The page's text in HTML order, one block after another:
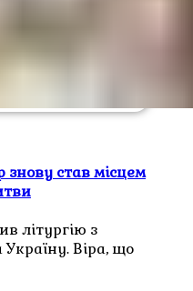
знову став місцем
літургію з
Віра, що